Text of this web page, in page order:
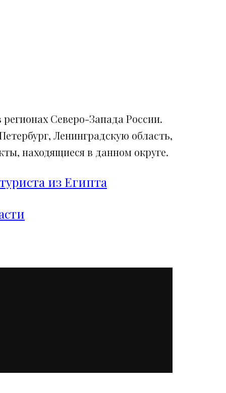
Северо-Запада России.
Ленинградскую область,
находящиеся в данном округе.
из Египта